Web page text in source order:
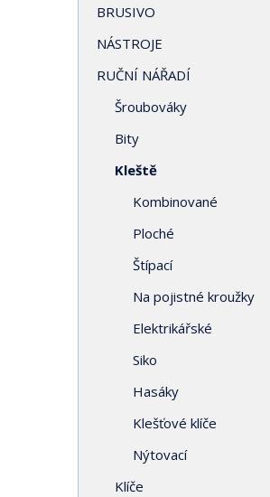
s
t
a
BRUSIVO
NÁSTROJE
RUČNÍ NÁŘADÍ
Šroubováky
Bity
Kleště
Kombinované
Ploché
Štípací
Na pojistné kroužky
Elektrikářské
Siko
Hasáky
Klešťové klíče
Nýtovací
Klíče